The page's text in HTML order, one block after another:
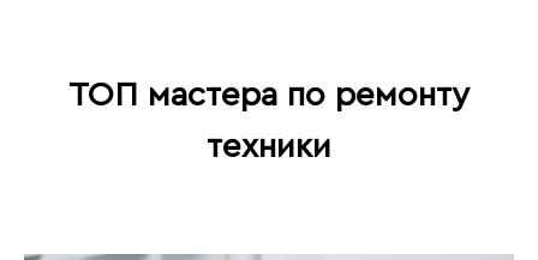
ТОП мастера по ремонту
техники